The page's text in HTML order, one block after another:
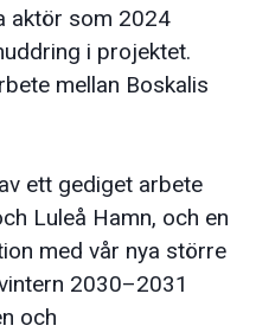
aktör som 2024
i projektet.
mellan Boskalis
ett gediget arbete
Luleå Hamn, och en
med vår nya större
2030–2031
och